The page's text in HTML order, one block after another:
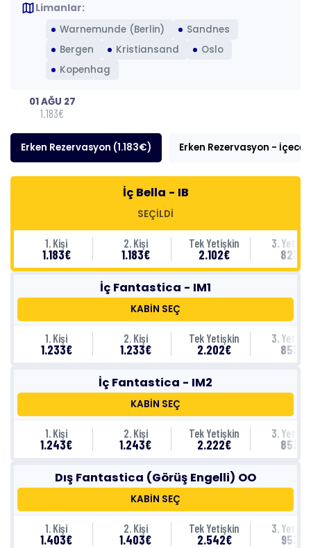
map Limanlar:
Warnemunde (Berlin)
Sandnes
Bergen
Kristiansand
Oslo
Kopenhag
01 AĞU 27
1.183€
Erken Rezervasyon (1.183€) Erken Rezervasyon -
İç Bella - IB
SEÇİLDİ
1. Kişi
1.183€
2. Kişi
1.183€
Tek Yetişkin
2.102€
3.
823€
İç Fantastica - IM1
KABİN SEÇ
1. Kişi
1.233€
2. Kişi
1.233€
Tek Yetişkin
2.202€
3.
853€
İç Fantastica - IM2
KABİN SEÇ
1. Kişi
1.243€
2. Kişi
1.243€
Tek Yetişkin
2.222€
3.
853€
Dış Fantastica (Görüş Engelli) OO
KABİN SEÇ
1. Kişi
1.403€
2. Kişi
1.403€
Tek Yetişkin
2.542€
3.
953€